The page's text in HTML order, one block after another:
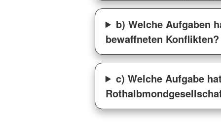
b) Welche Aufgaben
bewaffneten Konflikten?
c) Welche Aufgabe